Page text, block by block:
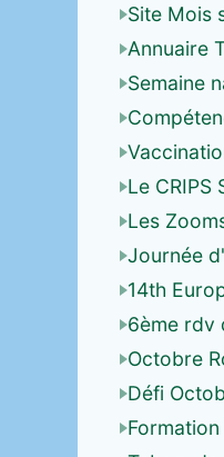
Site Mois
Annuaire
Semaine
Le
Les
Journée
14th
6ème rdv
Octobre
Défi